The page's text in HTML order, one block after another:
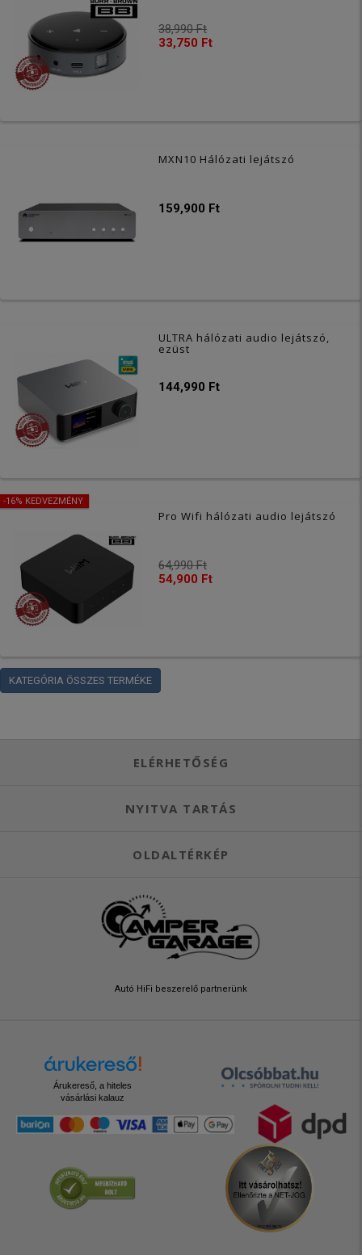
38,990 Ft
33,750 Ft
MXN10 Hálózati lejátszó
159,900 Ft
ULTRA hálózati audio lejátszó,
ezüst
144,990 Ft
-16% KEDVEZMÉNY
Pro Wifi hálózati audio lejátszó
64,990 Ft
54,900 Ft
KATEGÓRIA ÖSSZES TERMÉKE
ELÉRHETŐSÉG
NYITVA TARTÁS
OLDALTÉRKÉP
Autó HiFi beszerelő partnerünk
Árukereső, a hiteles
vásárlási kalauz